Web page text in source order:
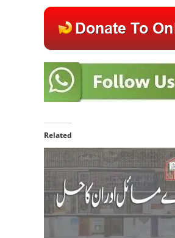
Related